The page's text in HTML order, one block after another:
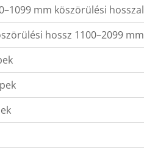
mm köszörülési hosszal
hossz 1100–2099 mm